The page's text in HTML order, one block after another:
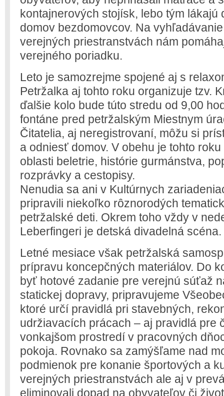
kontajnerových stojísk, lebo tým lákajú
domov bezdomovcov. Na
verejných priestranstvách nám
verejného poriadku.
Leto je samozrejme spojené aj s
Petržalka aj tohto roku organizuje tzv.
ďalšie kolo bude túto stredu od 9,00
fontáne pred petržalským Miestnym
Čitatelia, aj neregistrovaní, môžu si
a odniesť domov. V obehu je tohto
oblasti beletrie, histórie gurmánstva,
rozprávky a cestopisy.
Nenudia sa ani v Kultúrnych
pripravili niekoľko rôznorodých
petržalské deti. Okrem toho vždy v
Leberfingeri je detská divadelná scéna.
Letné mesiace však petržalská
prípravu koncepčných materiálov. Do
byť hotové zadanie pre verejnú súťaž
statickej dopravy, pripravujeme
ktoré určí pravidlá pri stavebných,
udržiavacích prácach – aj pravidlá pre
vonkajšom prostredí v pracovných
pokoja. Rovnako sa zamýšľame nad
podmienok pre konanie športových a
verejných priestranstvách ale aj v
eliminovali dopad na obyvateľov či